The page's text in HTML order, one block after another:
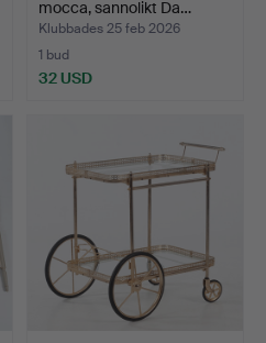
mocca, sannolikt Da…
Klubbades 25 feb 2026
1 bud
32 USD